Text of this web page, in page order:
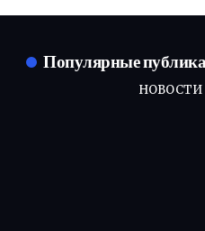
Популярные
НОВОСТИ